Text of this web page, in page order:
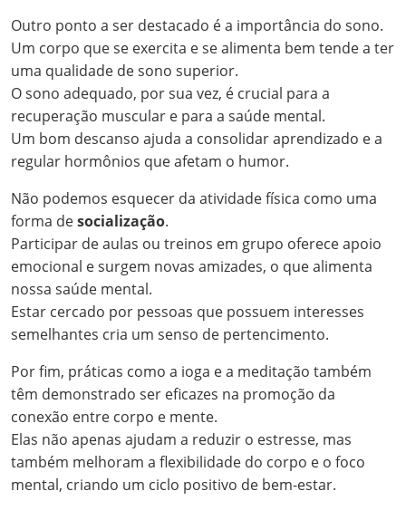
Outro ponto a ser destacado é a importância do sono.
Um corpo que se exercita e se alimenta bem tende a ter
uma qualidade de sono superior.
O sono adequado, por sua vez, é crucial para a
recuperação muscular e para a saúde mental.
Um bom descanso ajuda a consolidar aprendizado e a
regular hormônios que afetam o humor.
Não podemos esquecer da atividade física como uma
forma desocialização.
Participar de aulas ou treinos em grupo oferece apoio
emocional e surgem novas amizades, o que alimenta
nossa saúde mental.
Estar cercado por pessoas que possuem interesses
semelhantes cria um senso de pertencimento.
Por fim, práticas como a ioga e a meditação também
têm demonstrado ser eficazes na promoção da
conexão entre corpo e mente.
Elas não apenas ajudam a reduzir o estresse, mas
também melhoram a flexibilidade do corpo e o foco
mental, criando um ciclo positivo de bem-estar.